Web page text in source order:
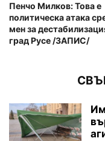
Пенчо Милков: Това е
политическа атака
мен за
град Русе /ЗАПИС/